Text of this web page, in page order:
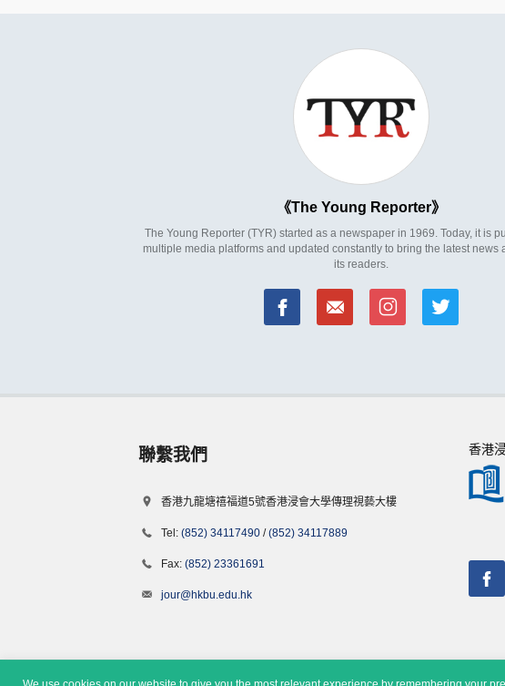
The Young Reporter
The Young Reporter (TYR) started as a newspaper in 1969. Today, it is
multiple media platforms and updated constantly to bring the latest news
its readers.
聯繫我們
香港九龍塘禧福道5號香港浸會大學傳理視藝大樓
Tel: (852) 34117490 /(852) 34117889
Fax: (852) 23361691
jour@hkbu.edu.hk
香港